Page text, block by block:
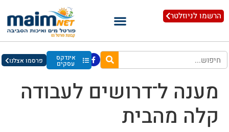
הרשמו לניוזלטר
אינדקס
עסקים פרסמו אצלנו
מענה ל־דרושים לעבודה
קלה מהבית